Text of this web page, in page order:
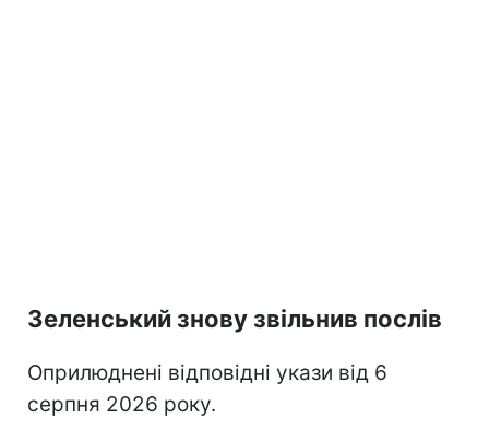
Зеленський знову звільнив послів
Оприлюднені відповідні укази від 6
серпня 2026 року.